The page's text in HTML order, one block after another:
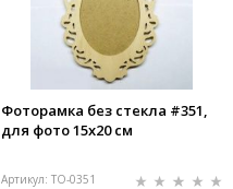
Фоторамка без стекла #351,
для фото 15х20 см
Артикул: TO-0351